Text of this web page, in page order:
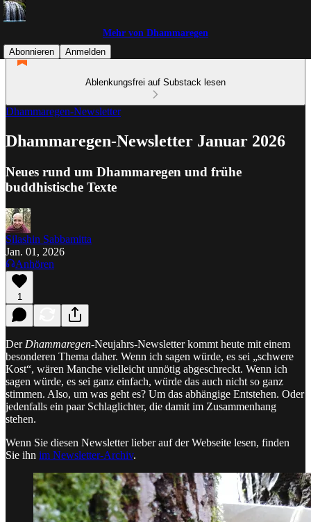
Mehr von Dhammaregen
Abonnieren
Anmelden
Ablenkungsfrei auf Substack lesen
Dhammaregen-Newsletter
Dhammaregen-Newsletter Januar 2026
Neues rund um Dhammaregen und frühe
buddhistische Texte
Silashin Sabbamitta
Jan. 01, 2026
Anhören
1
Der Dhammaregen-Neujahrs-Newsletter kommt heute mit einem
besonderen Thema daher. Wenn ich sagen würde, es sei „schwere
Kost“, wären Manche vielleicht unnötig abgeschreckt. Wenn ich
sagen würde, es sei ganz einfach, würde das auch nicht so ganz
stimmen. Also, um was geht es? Um das abhängige Entstehen. Oder
jedenfalls ein paar Schlaglichter, die damit im Zusammenhang
stehen.
Wenn Sie diesen Newsletter lieber auf der Webseite lesen, finden
Sie ihn im Newsletter-Archiv.